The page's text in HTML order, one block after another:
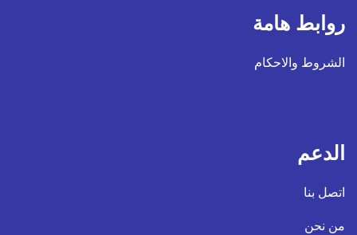
روابط هامة
الشروط والاحكام
الدعم
اتصل بنا
من نحن